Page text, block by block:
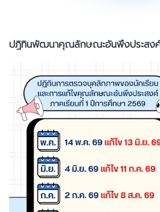
ปฎิทินพัฒนาคุณลักษณะอันพึงประสง